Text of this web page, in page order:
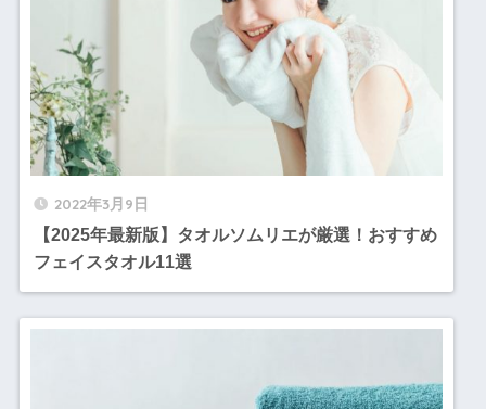
2022年3月9日
【2025年最新版】タオルソムリエが厳選！おすすめ
フェイスタオル11選